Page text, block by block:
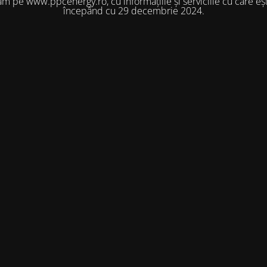
începând cu 29 decembrie 2024.